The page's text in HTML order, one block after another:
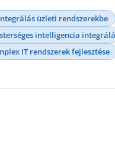
üzleti rendszerekbe
intelligencia
IT rendszerek fejlesztése